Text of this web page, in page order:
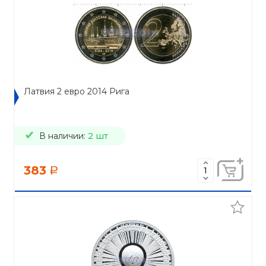
Латвия 2 евро 2014 Рига
В наличии: 2 шт
383 a